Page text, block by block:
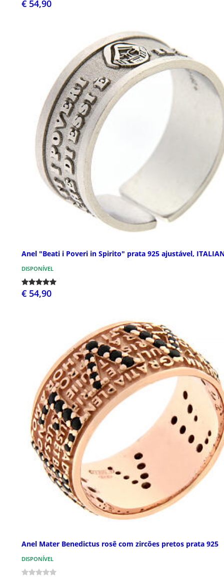
€ 54,90
Anel "Beati i Poveri in Spirito" prata 925 ajustável,
DISPONÍVEL
€ 54,90
Anel Mater Benedictus rosê com zircões pretos prata 925
DISPONÍVEL